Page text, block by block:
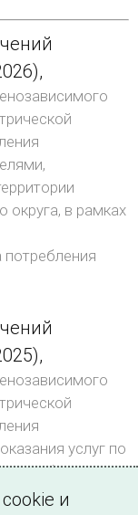
округа, в рамках
услуг по
и